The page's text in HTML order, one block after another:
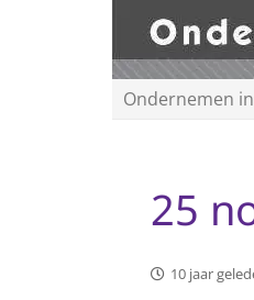
Ondernemen
25
10 jaar